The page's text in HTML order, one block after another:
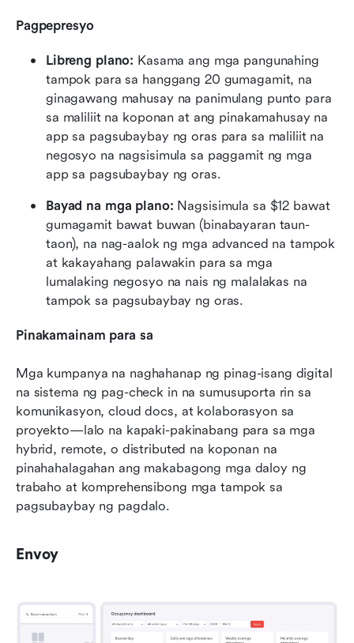
Pagpepresyo
Libreng plano: Kasama ang mga pangunahing
tampok para sa hanggang 20 gumagamit, na
ginagawang mahusay na panimulang punto para
sa maliliit na koponan at ang pinakamahusay na
app sa pagsubaybay ng oras para sa maliliit na
negosyo na nagsisimula sa paggamit ng mga
app sa pagsubaybay ng oras.
Bayad na mga plano: Nagsisimula sa $12 bawat
gumagamit bawat buwan (binabayaran taun-
taon), na nag-aalok ng mga advanced na tampok
at kakayahang palawakin para sa mga
lumalaking negosyo na nais ng malalakas na
tampok sa pagsubaybay ng oras.
Pinakamainam para sa
Mga kumpanya na naghahanap ng pinag-isang digital
na sistema ng pag-check in na sumusuporta rin sa
komunikasyon, cloud docs, at kolaborasyon sa
proyekto—lalo na kapaki-pakinabang para sa mga
hybrid, remote, o distributed na koponan na
pinahahalagahan ang makabagong mga daloy ng
trabaho at komprehensibong mga tampok sa
pagsubaybay ng pagdalo.
Envoy